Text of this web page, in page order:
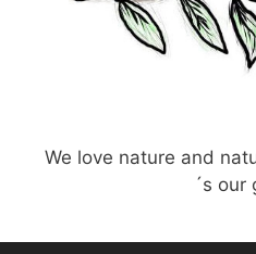
We love nature and
´s our